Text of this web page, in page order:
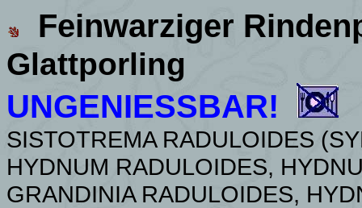
Feinwarziger
Glattporling
UNGENIESSBAR!
SISTOTREMA RADULOIDES
HYDNUM RADULOIDES,
GRANDINIA RADULOIDES,